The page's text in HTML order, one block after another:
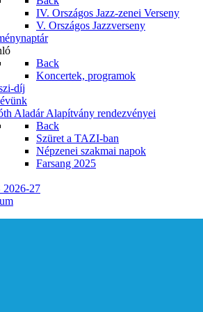
IV. Országos Jazz-zenei Verseny
V. Országos Jazzverseny
Back
Koncertek, programok
díj
Aladár Alapítvány rendezvényei
Back
Szüret a TAZI-ban
Népzenei szakmai napok
Farsang 2025
27